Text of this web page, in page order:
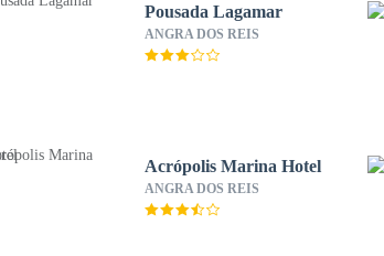
Pousada Lagamar
ANGRA DOS REIS
Acrópolis Marina Hotel
ANGRA DOS REIS